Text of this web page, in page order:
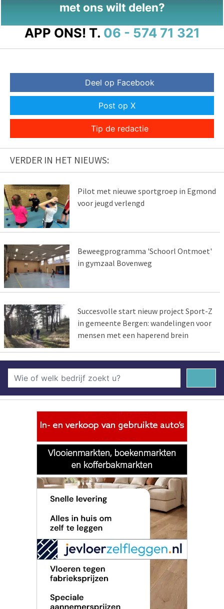
met ons wilt delen?
APP ONS! T. 06 - 574 71 321
Deel op Facebook
Post op X
Tip de redactie
VERDER IN HET NIEUWS:
Pilot met nieuwe sportgroep in Egmond
voor jeugd verlengd
Beweegprogramma 'Schoorl Ontmoet'
in gymzaal Bovenweg
Succesvolle start nieuw project Sport-Z
in gemeente Bergen: wandelingen voor
mensen met een haperend brein